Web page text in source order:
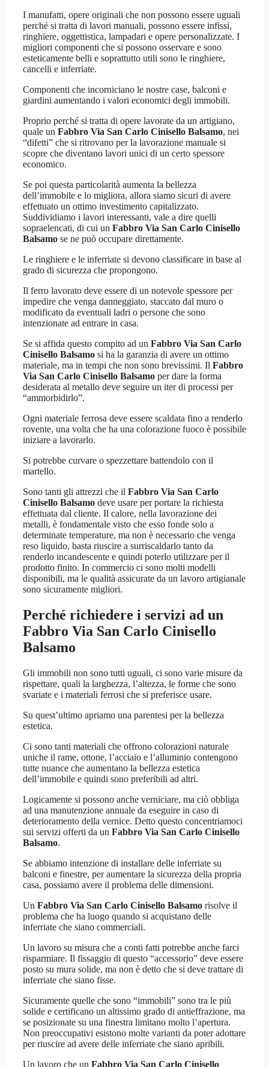
I manufatti, opere originali che non possono essere uguali
perché si tratta di lavori manuali, possono essere infissi,
ringhiere, oggettistica, lampadari e opere personalizzate. I
migliori componenti che si possono osservare e sono
esteticamente belli e soprattutto utili sono le ringhiere,
cancelli e inferriate.
Componenti che incorniciano le nostre case, balconi e
giardini aumentando i valori economici degli immobili.
Proprio perché si tratta di opere lavorate da un artigiano,
quale un Fabbro Via San Carlo Cinisello Balsamo, nei
“difetti” che si ritrovano per la lavorazione manuale si
scopre che diventano lavori unici di un certo spessore
economico.
Se poi questa particolarità aumenta la bellezza
dell’immobile e lo migliora, allora siamo sicuri di avere
effettuato un ottimo investimento capitalizzato.
Suddividiamo i lavori interessanti, vale a dire quelli
sopraelencati, di cui un Fabbro Via San Carlo Cinisello
Balsamo se ne può occupare direttamente.
Le ringhiere e le inferriate si devono classificare in base al
grado di sicurezza che propongono.
Il ferro lavorato deve essere di un notevole spessore per
impedire che venga danneggiato, staccato dal muro o
modificato da eventuali ladri o persone che sono
intenzionate ad entrare in casa.
Se si affida questo compito ad un Fabbro Via San Carlo
Cinisello Balsamo si ha la garanzia di avere un ottimo
materiale, ma in tempi che non sono brevissimi. Il Fabbro
Via San Carlo Cinisello Balsamo per dare la forma
desiderata al metallo deve seguire un iter di processi per
“ammorbidirlo”.
Ogni materiale ferrosa deve essere scaldata fino a renderlo
rovente, una volta che ha una colorazione fuoco è possibile
iniziare a lavorarlo.
Si potrebbe curvare o spezzettare battendolo con il
martello.
Sono tanti gli attrezzi che il Fabbro Via San Carlo
Cinisello Balsamo deve usare per portare la richiesta
effettuata dal cliente. Il calore, nella lavorazione dei
metalli, è fondamentale visto che esso fonde solo a
determinate temperature, ma non è necessario che venga
reso liquido, basta riuscire a surriscaldarlo tanto da
renderlo incandescente e quindi poterlo utilizzare per il
prodotto finito. In commercio ci sono molti modelli
disponibili, ma le qualità assicurate da un lavoro artigianale
sono sicuramente migliori.
Perché richiedere i servizi ad un
Fabbro Via San Carlo Cinisello
Balsamo
Gli immobili non sono tutti uguali, ci sono varie misure da
rispettare, quali la larghezza, l’altezza, le forme che sono
svariate e i materiali ferrosi che si preferisce usare.
Su quest’ultimo apriamo una parentesi per la bellezza
estetica.
Ci sono tanti materiali che offrono colorazioni naturale
uniche il rame, ottone, l’acciaio e l’alluminio contengono
tutte nuance che aumentano la bellezza estetica
dell’immobile e quindi sono preferibili ad altri.
Logicamente si possono anche verniciare, ma ciò obbliga
ad una manutenzione annuale da eseguire in caso di
deterioramento della vernice. Detto questo concentriamoci
sui servizi offerti da un Fabbro Via San Carlo Cinisello
Balsamo.
Se abbiamo intenzione di installare delle inferriate su
balconi e finestre, per aumentare la sicurezza della propria
casa, possiamo avere il problema delle dimensioni.
Un Fabbro Via San Carlo Cinisello Balsamo risolve il
problema che ha luogo quando si acquistano delle
inferriate che siano commerciali.
Un lavoro su misura che a conti fatti potrebbe anche farci
risparmiare. Il fissaggio di questo “accessorio” deve essere
posto su mura solide, ma non è detto che si deve trattare di
inferriate che siano fisse.
Sicuramente quelle che sono “immobili” sono tra le più
solide e certificano un altissimo grado di antieffrazione, ma
se posizionate su una finestra limitano molto l’apertura.
Non preoccupativi esistono molte varianti da poter adottare
per riuscire ad avere delle inferriate che siano apribili.
Un lavoro che un Fabbro Via San Carlo Cinisello